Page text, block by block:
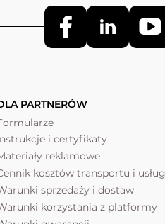
PARTNERÓW
i certyfikaty
reklamowe
kosztów transportu i usług
sprzedaży i dostaw
korzystania z platformy